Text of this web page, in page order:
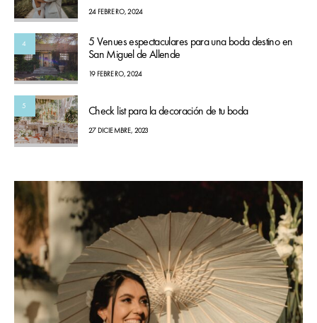
24 FEBRERO, 2024
4
5 Venues espectaculares para una boda destino en
San Miguel de Allende
19 FEBRERO, 2024
5 Check list para la decoración de tu boda
27 DICIEMBRE, 2023